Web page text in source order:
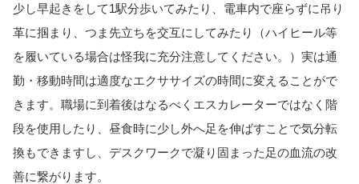
少し早起きをして1駅分歩いてみたり、電車内で座らずに吊り
革に掴まり、つま先立ちを交互にしてみたり（ハイヒール等
を履いている場合は怪我に充分注意してください。）実は通
勤・移動時間は適度なエクササイズの時間に変えることがで
きます。職場に到着後はなるべくエスカレーターではなく階
段を使用したり、昼食時に少し外へ足を伸ばすことで気分転
換もできますし、デスクワークで凝り固まった足の血流の改
善に繋がります。